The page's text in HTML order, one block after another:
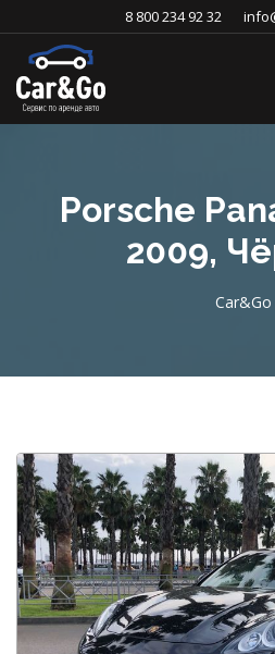
8 800 234 92 32
Porsche
2009,
Car&Go